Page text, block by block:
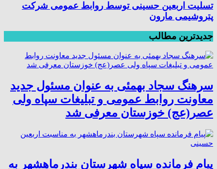
تسلیت اربعین حسینی توسط روابط عمومی شرکت
پتروشیمی مارون
جدیدترین مطالب
سرهنگ سجاد بهمئی به عنوان مسئول جدید
معاونت روابط عمومی و تبلیغات سپاه ولی
عصر(عج) خوزستان معرفی شد
پیام فرمانده سپاه شهرستان بندرماهشهر به